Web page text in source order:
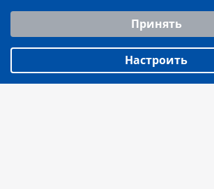
Оставайтесь на связи
Наши контакты
Выберите настройки cookie
Аналитические/Функциональные
Принять
Настроить